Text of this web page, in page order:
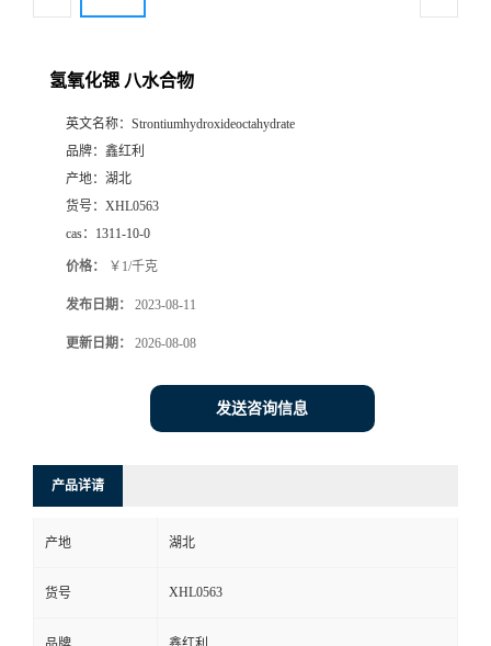
氢氧化锶 八水合物
英文名称： Strontiumhydroxideoctahydrate
品牌： 鑫红利
产地： 湖北
货号： XHL0563
cas： 1311-10-0
价格： ￥1/千克
发布日期： 2023-08-11
更新日期： 2026-08-08
发送咨询信息
产品详请
产地 湖北
货号 XHL0563